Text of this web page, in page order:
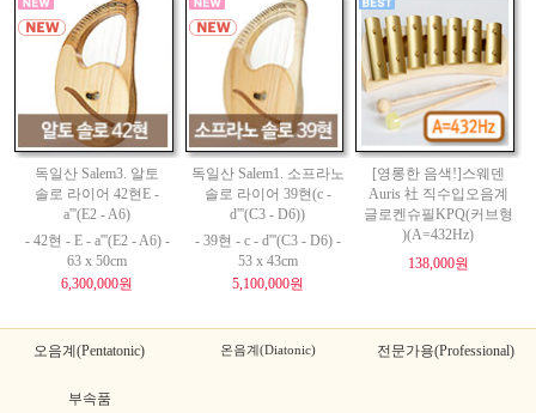
독일산 Salem3. 알토
솔로 라이어 42현E -
a'''(E2 - A6)
- 42현 - E - a'''(E2 - A6) -
63 x 50cm
6,300,000원
독일산 Salem1. 소프라노
솔로 라이어 39현(c -
d'''(C3 - D6))
- 39현 - c - d'''(C3 - D6) -
53 x 43cm
5,100,000원
[영롱한 음색!]스웨덴
Auris 社 직수입오음계
글로켄슈필KPQ(커브형
)(A=432Hz)
138,000원
오음계(Pentatonic) 온음계(Diatonic) 전문가용(Professional)
부속품